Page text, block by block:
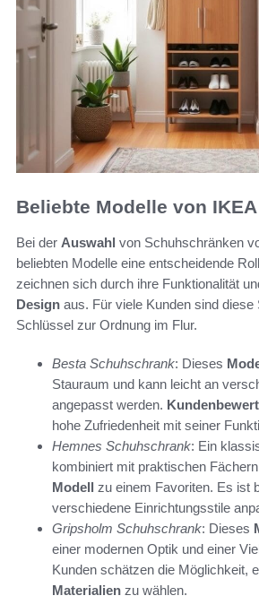
Beliebte Modelle von IKEA
Bei der Auswahl von Schuhschränken
beliebten Modelle eine entscheidende
zeichnen sich durch ihre Funktionalität
Design aus. Für viele Kunden sind diese
Schlüssel zur Ordnung im Flur.
Besta Schuhschrank: Dieses
Stauraum und kann leicht an
angepasst werden.
hohe Zufriedenheit mit seiner
Hemnes Schuhschrank: Ein
kombiniert mit praktischen
Modell zu einem Favoriten. Es ist
verschiedene Einrichtungsstile
Gripsholm Schuhschrank: Dieses
einer modernen Optik und einer
Kunden schätzen die Möglichkeit,
Materialien zu wählen.